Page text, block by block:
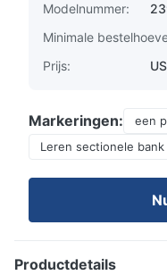
Modelnummer:
Minimale
Prijs:
Markeringen:
een
Leren sectionele bank
Productdetails